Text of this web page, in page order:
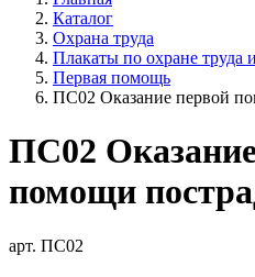
Каталог
Охрана труда
Плакаты по охране труда
Первая помощь
ПС02 Оказание первой
ПС02
помощи
арт. ПС02